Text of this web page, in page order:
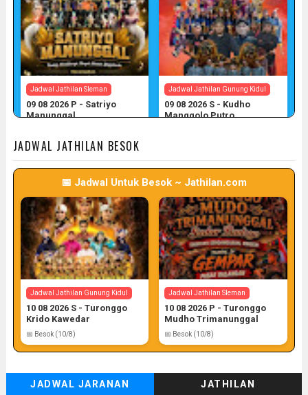
Jadwal Jathilan Sleman
09 08 2026 P - Satriyo
Manunggal
Jadwal Jathilan Gunung Kidul
09 08 2026 S - Kudho
Manggolo Putro
Jadwal Jathilan Gunung Kidul
09 08 2026 P - Kudho Tri
Pamungkas
📅 Target: 9 (Post: 9/7)
Jadwal Jathilan Kulon Progo
09 08 2026 M - Turonggo
Manik Seto
📅 Target: 9 (Post: 9/7)
JADWAL JATHILAN BESOK
📅 Jadwal Untuk Besok ~ Jathilan.com
Jadwal Jathilan Gunung Kidul
10 08 2026 S - Turonggo
Krido Kawedar
📅 Besok (10/8)
Jadwal Jathilan Sleman
10 08 2026 P - Turonggo
Mudho Trimanunggal
📅 Besok (10/8)
JADWAL JARANAN JATHILAN